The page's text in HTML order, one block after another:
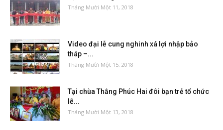
Tháng Mười Một 11, 2018
Video đại lễ cung nghinh xá lợi nhập bảo
tháp –...
Tháng Mười Một 15, 2018
Tại chùa Thắng Phúc Hai đôi bạn trẻ tổ chức
lễ...
Tháng Mười Một 13, 2018